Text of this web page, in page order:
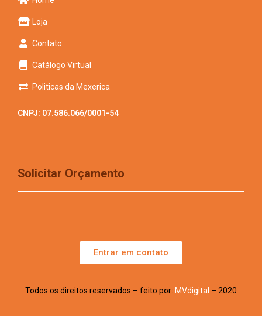
Loja
Contato
Catálogo Virtual
Politicas da Mexerica
CNPJ: 07.586.066/0001-54
Solicitar Orçamento
Entrar em contato
Todos os direitos reservados – feito por: MVdigital – 2020